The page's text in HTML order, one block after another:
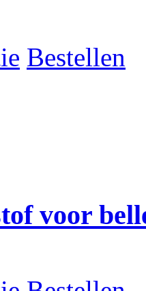
Bestellen
voor